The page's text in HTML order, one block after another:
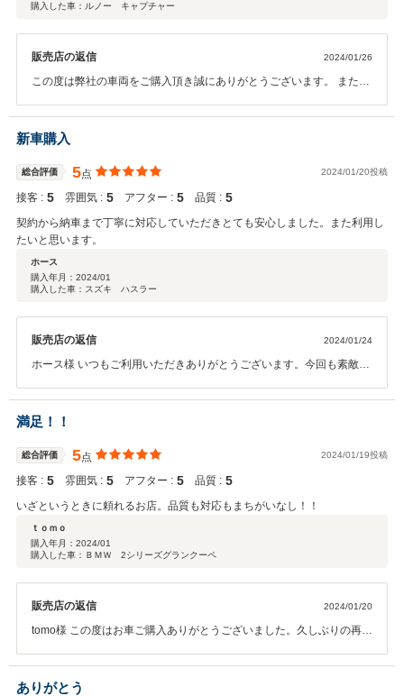
購入した車：ルノー キャプチャー
販売店の返信 2024/01/26
この度は弊社の車両をご購入頂き誠にありがとうございます。 また、
出来ればと思いますので 何かお困りのことが発生した際はお気軽にお
申しつけて 頂ければと思います。 今後も宜しくお願いします。
新車購入
総合評価 5点 2024/01/20投稿
接客 : 5 雰囲気 : 5 アフター : 5 品質 : 5
契約から納車まで丁寧に対応していただきとても安心しました。また利用し
たいと思います。
ホース
購入年月： 2024/01
購入した車：スズキ ハスラー
販売店の返信 2024/01/24
ホース様 いつもご利用いただきありがとうございます。今回も素敵な
があればいつでもお気楽にご連絡いただけたらと思います。安心して
カーライフをお楽しみください。ありがとうございました！！
満足！！
総合評価 5点 2024/01/19投稿
接客 : 5 雰囲気 : 5 アフター : 5 品質 : 5
いざというときに頼れるお店。品質も対応もまちがいなし！！
ｔｏｍｏ
購入年月： 2024/01
購入した車：ＢＭＷ 2シリーズグランクーペ
販売店の返信 2024/01/20
tomo様 この度はお車ご購入ありがとうございました。久しぶりの再会
ただきましたので大切にお乗りいただけたら何よりです。ぜひ楽しい
カーライフをお楽しみください。ありがとうございました！！
ありがとう